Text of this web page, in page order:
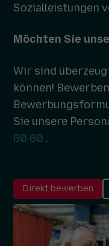
Sozialleistungen
Möchten Sie
Wir sind
können!
Sie unsere
60 60 .
Direkt bewerben